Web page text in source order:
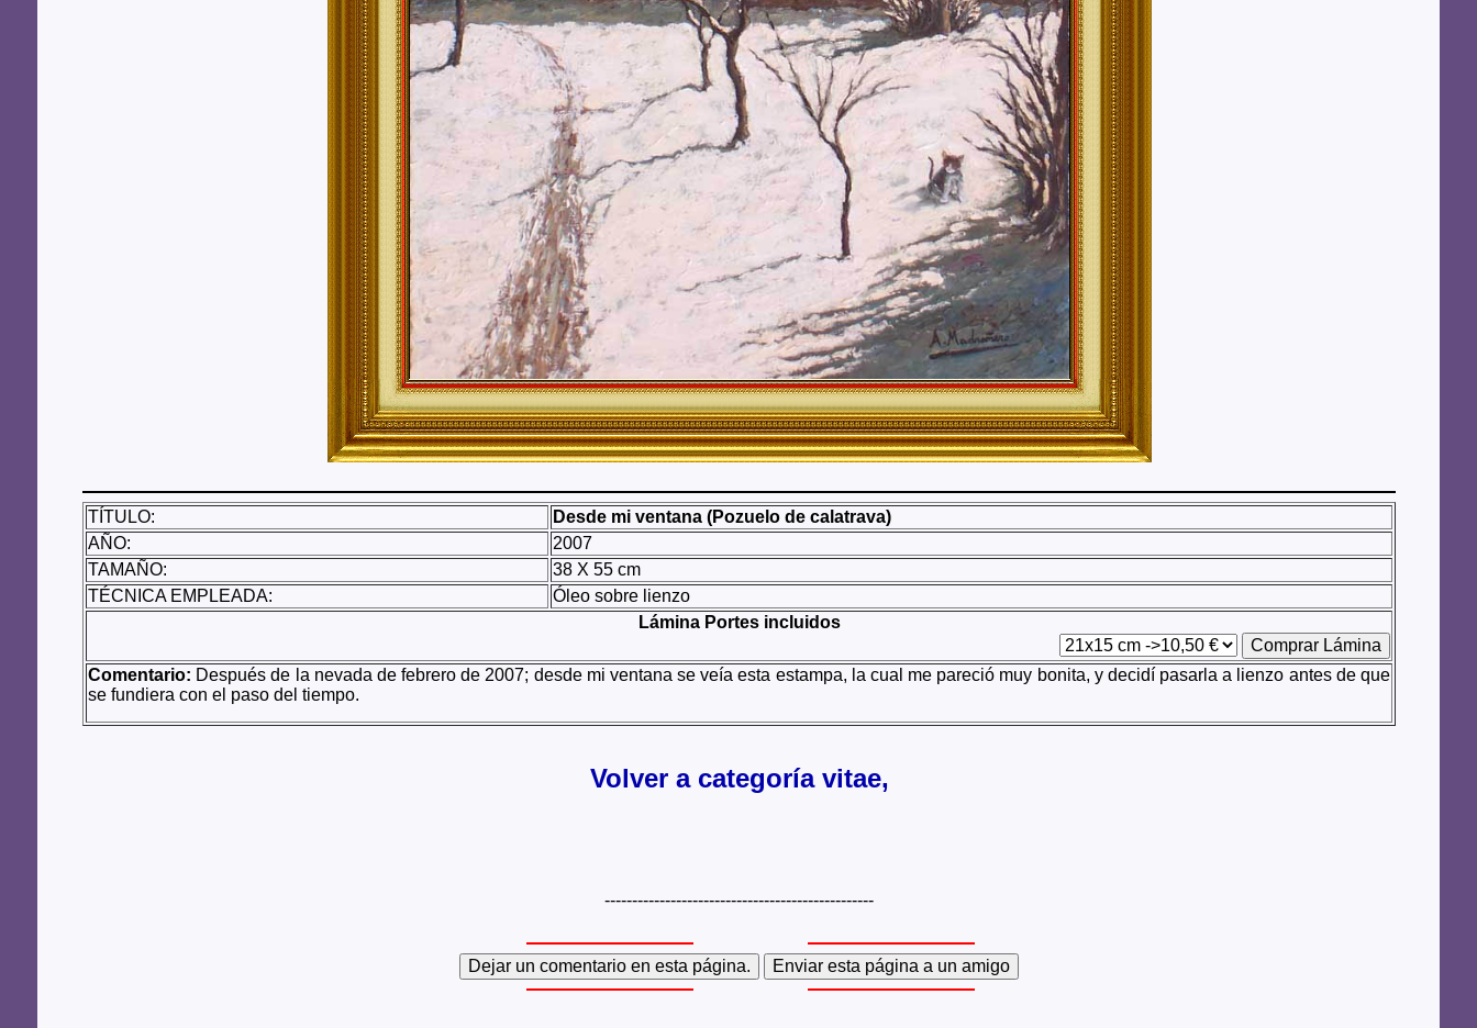
TÍTULO:
Desde mi ventana (Pozuelo de calatrava)
AÑO:
2007
TAMAÑO:
38 X 55 cm
TÉCNICA EMPLEADA:
Óleo sobre lienzo
Lámina Portes incluidos
Comentario: Después de la nevada de febrero de 2007; desde mi ventana se veía esta estampa, la cual me pareció muy bonita, y decidí pasarla a lienzo antes de que
se fundiera con el paso del tiempo.
Volver a categoría vitae,
-------------------------------------------------